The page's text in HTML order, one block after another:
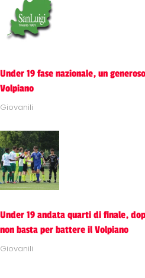
Under 19 fase nazionale, un
Volpiano
Giovanili
Under 19 andata quarti di finale,
non basta per battere il Volpiano
Giovanili